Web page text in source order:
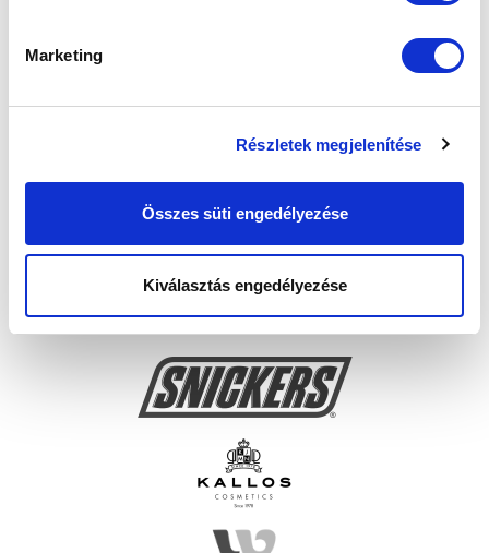
Marketing
Részletek megjelenítése
Összes süti engedélyezése
Kiválasztás engedélyezése